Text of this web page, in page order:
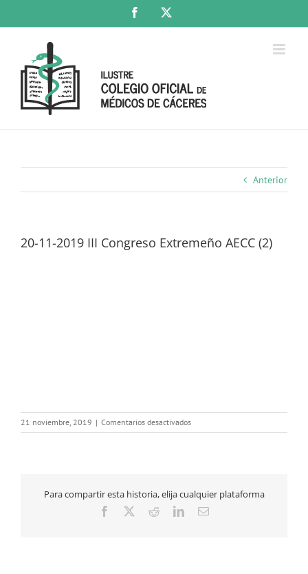
Facebook
Anterior
20-11-2019 III Congreso Extremeño AECC (2)
21 noviembre, 2019 | Comentarios desactivadosen
20-
Extremeño
AECC
Para compartir esta historia, elija cualquier plataforma
Facebook RedditLinkedInCorreo